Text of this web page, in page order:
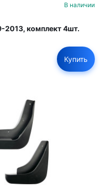
В наличии
комплект 4шт.
Купить